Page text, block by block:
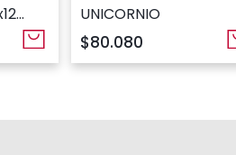
UNICORNIO
$80.080